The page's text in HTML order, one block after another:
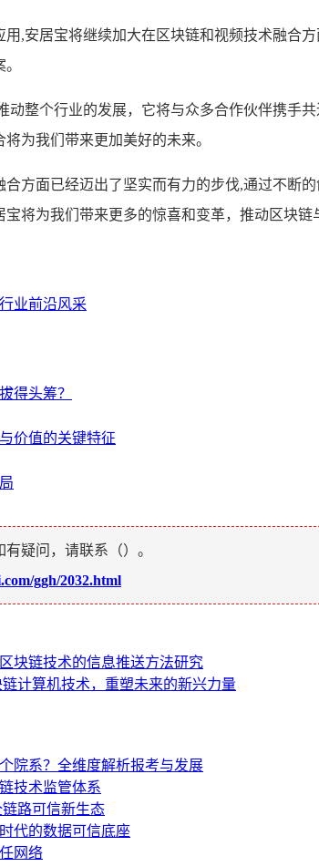
,安居宝将继续加大在区块链和视频技术融合
动整个行业的发展，它将与众多合作伙伴携手
为我们带来更加美好的未来。
方面已经迈出了坚实而有力的步伐,通过不断
将为我们带来更多的惊喜和变革，推动区块链
业前沿风采
得头筹？
价值的关键特征
有疑问，请联系（）。
ggh/2032.html
块链技术的信息推送方法研究
计算机技术，重塑未来的新兴力量
院系？全维度解析报考与发展
技术监管体系
路可信新生态
代的数据可信底座
网络